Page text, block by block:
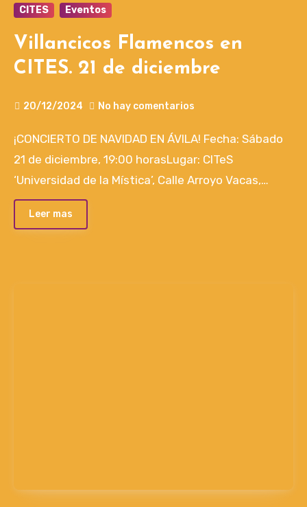
CITES Eventos
Villancicos Flamencos en
CITES. 21 de diciembre
20/12/2024 No hay comentarios
¡CONCIERTO DE NAVIDAD EN ÁVILA! Fecha: Sábado
21 de diciembre, 19:00 horasLugar: CITeS
‘Universidad de la Mística’, Calle Arroyo Vacas,…
Leer mas